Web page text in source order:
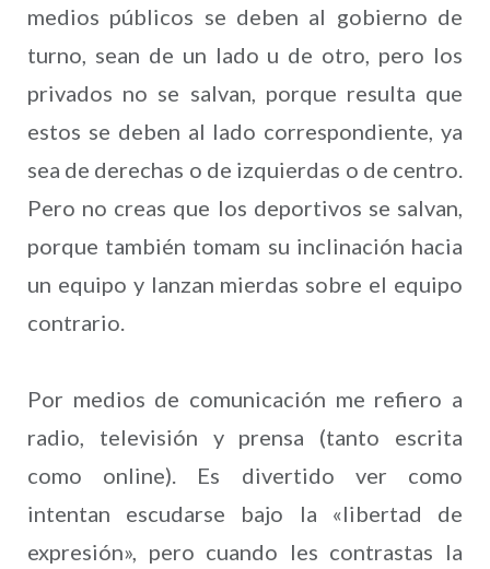
medios públicos se deben al gobierno de
turno, sean de un lado u de otro, pero los
privados no se salvan, porque resulta que
estos se deben al lado correspondiente, ya
sea de derechas o de izquierdas o de centro.
Pero no creas que los deportivos se salvan,
porque también tomam su inclinación hacia
un equipo y lanzan mierdas sobre el equipo
contrario.
Por medios de comunicación me refiero a
radio, televisión y prensa (tanto escrita
como online). Es divertido ver como
intentan escudarse bajo la «libertad de
expresión», pero cuando les contrastas la